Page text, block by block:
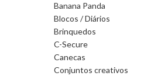
Banana Panda
Blocos / Diários
Brinquedos
C-Secure
Canecas
Conjuntos creativos